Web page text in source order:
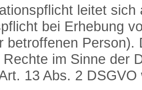
leitet sich
bei Erhebung
betroffenen Person).
im Sinne der
13 Abs. 2